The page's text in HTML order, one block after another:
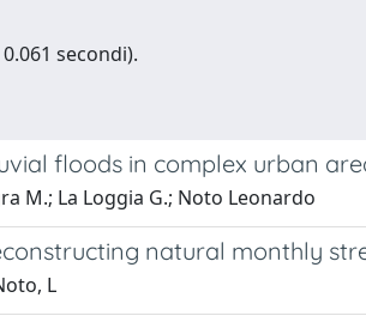
secondi).
floods in complex urban
M.; La Loggia G.; Noto Leonardo
natural monthly
L